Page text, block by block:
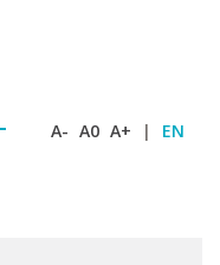
A- A0 A+ | EN